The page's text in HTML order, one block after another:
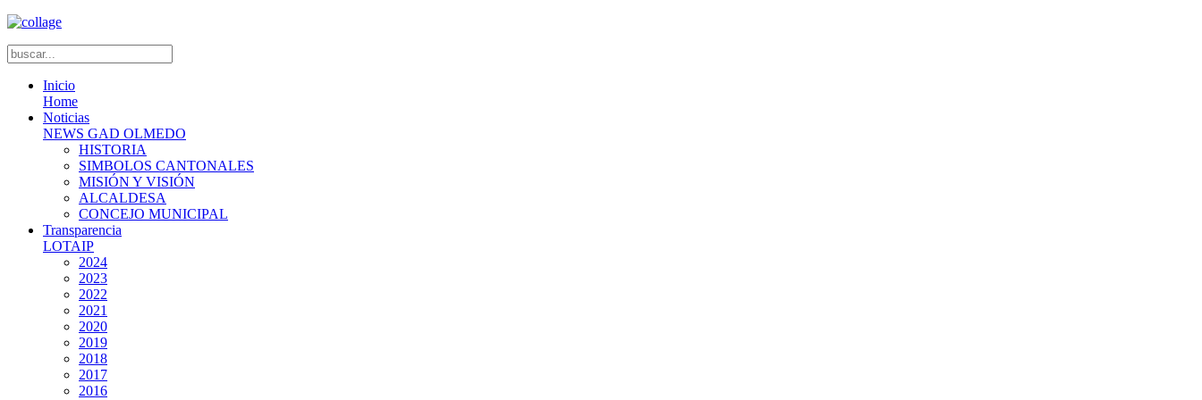
Inicio
Home
Noticias
NEWS GAD OLMEDO
HISTORIA
SIMBOLOS CANTONALES
MISIÓN Y VISIÓN
ALCALDESA
CONCEJO MUNICIPAL
Transparencia
LOTAIP
2024
2023
2022
2021
2020
2019
2018
2017
2016